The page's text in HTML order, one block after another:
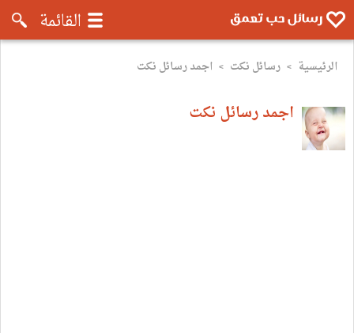
رسائل موبايل تعمق - رسائل حب
القائمة
الرئيسية > رسائل نكت > اجمد رسائل نكت
اجمد رسائل نكت